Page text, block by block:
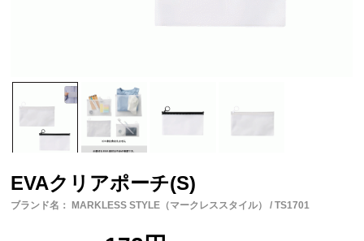
EVAクリアポーチ(S)
ブランド名： MARKLESS STYLE（マークレススタイル） / TS1701